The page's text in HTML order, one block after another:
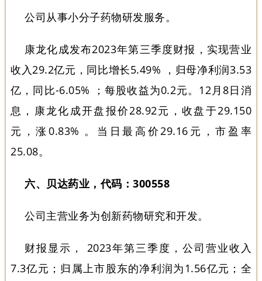
公司从事小分子药物研发服务。
康龙化成发布2023年第三季度财报，实现营业
收入29.2亿元，同比增长5.49% ，归母净利润3.53
亿，同比-6.05% ；每股收益为0.2元。12月8日消
息，康龙化成开盘报价28.92元，收盘于29.150
元，涨0.83% 。当日最高价29.16元，市盈率
25.08。
六、贝达药业，代码：300558
公司主营业务为创新药物研究和开发。
财报显示， 2023年第三季度，公司营业收入
7.3亿元；归属上市股东的净利润为1.56亿元；全